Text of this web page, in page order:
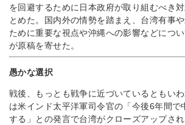
を回避するために日本政府が取り組むべき
とめた。国内外の情勢を踏まえ、台湾有事
ために重要な視点や沖縄への影響などにつ
が原稿を寄せた。
愚かな選択
戦後、もっとも戦争に近づいているともい
は米インド太平洋軍司令官の「今後6年間で
する」との発言で台湾がクローズアップさ